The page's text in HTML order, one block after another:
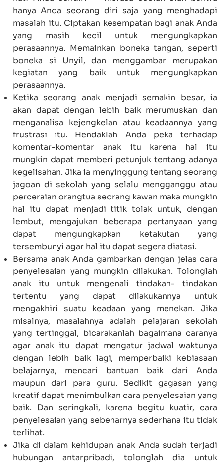
hanya Anda seorang diri saja yang menghadapi
masalah itu. Ciptakan kesempatan bagi anak Anda
yang masih kecil untuk mengungkapkan
perasaannya. Memainkan boneka tangan, seperti
boneka si Unyil, dan menggambar merupakan
kegiatan yang baik untuk mengungkapkan
perasaannya.
Ketika seorang anak menjadi semakin besar, ia
akan dapat dengan lebih baik merumuskan dan
menganalisa kejengkelan atau keadaannya yang
frustrasi itu. Hendaklah Anda peka terhadap
komentar-komentar anak itu karena hal itu
mungkin dapat memberi petunjuk tentang adanya
kegelisahan. Jika ia menyinggung tentang seorang
jagoan di sekolah yang selalu mengganggu atau
perceraian orangtua seorang kawan maka mungkin
hal itu dapat menjadi titik tolak untuk, dengan
lembut, mengajukan beberapa pertanyaan yang
dapat mengungkapkan ketakutan yang
tersembunyi agar hal itu dapat segera diatasi.
Bersama anak Anda gambarkan dengan jelas cara
penyelesaian yang mungkin dilakukan. Tolonglah
anak itu untuk mengenali tindakan- tindakan
tertentu yang dapat dilakukannya untuk
mengakhiri suatu keadaan yang menekan. Jika
misalnya, masalahnya adalah pelajaran sekolah
yang tertinggal, bicarakanlah bagaimana caranya
agar anak itu dapat mengatur jadwal waktunya
dengan lebih baik lagi, memperbaiki kebiasaan
belajarnya, mencari bantuan baik dari Anda
maupun dari para guru. Sedikit gagasan yang
kreatif dapat menimbulkan cara penyelesaian yang
baik. Dan seringkali, karena begitu kuatir, cara
penyelesaian yang sebenarnya sederhana itu tidak
terlihat.
Jika di dalam kehidupan anak Anda sudah terjadi
hubungan antarpribadi, tolonglah dia untuk